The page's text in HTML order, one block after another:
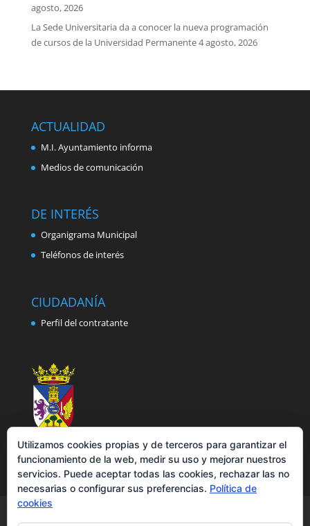
agosto, 2026
La Sede Universitaria da a conocer la nueva programación
de cursos de la Universidad Permanente4 agosto, 2026
ACTUALIDAD
M.I. Ayuntamiento informa
Medios de comunicación
DE INTERÉS
Organigrama Municipal
Teléfonos de interés
CIUDADANÍA
Perfil del contratante
Utilizamos cookies propias y de terceros para garantizar el
funcionamiento de la web, medir su uso y mejorar nuestros
servicios. Puede aceptar todas las cookies, rechazar las no
necesarias o configurar sus preferencias. Política de
cookies